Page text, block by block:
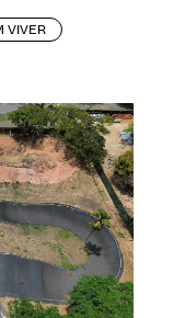
VIVER